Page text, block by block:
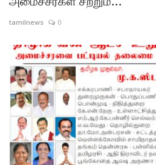
ENTERTAINMENT
Social Content
TEAM GALLERY
ACHCHAM THAVIR
OFFICALS
Pet Care Stores
Login
tamilnews 0